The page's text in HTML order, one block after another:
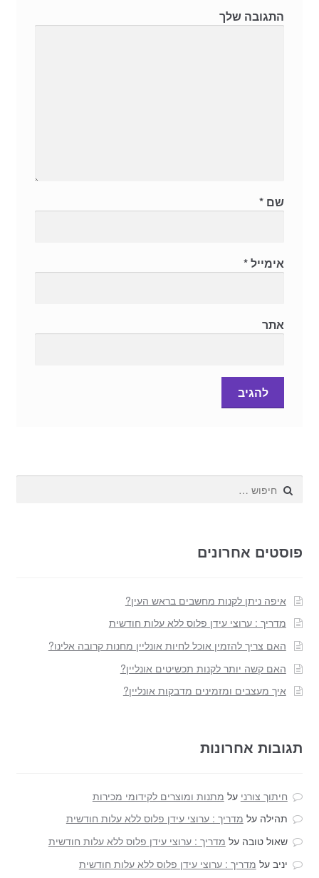
התגובה שלך
שם *
אימייל*
אתר
חפש:
פוסטים אחרונים
איפה ניתן לקנות מחשבים בראש העין?
מדריך : ערוצי עידן פלוס ללא עלות חודשית
האם צריך להזמין אוכל לחיות אונליין מחנות קרובה אלינו?
האם קשה יותר לקנות תכשיטים אונליין?
איך מעצבים ומזמינים מדבקות אונליין?
תגובות אחרונות
חיתוך צורני על מתנות ומוצרים לקידומי מכירות
תהילה על מדריך : ערוצי עידן פלוס ללא עלות חודשית
שאול טובה על מדריך : ערוצי עידן פלוס ללא עלות חודשית
יניב על מדריך : ערוצי עידן פלוס ללא עלות חודשית